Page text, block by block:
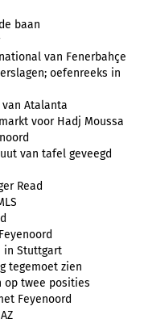
baan
van Fenerbahçe
oefenreeks in
Atalanta
voor Hadj Moussa
van tafel geveegd
Read
in Stuttgart
tegemoet zien
op twee posities
Feyenoord